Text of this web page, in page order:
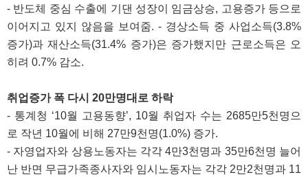
- 반도체 중심 수출에 기댄 성장이 임금상승, 고용증가 등으로
이어지고 있지 않음을 보여줌. - 경상소득 중 사업소득(3.8%
증가)과 재산소득(31.4% 증가)은 증가했지만 근로소득은 오
히려 0.7% 감소.
취업증가 폭 다시 20만명대로 하락
- 통계청 ‘10월 고용동향’, 10월 취업자 수는 2685만5천명으
로 작년 10월에 비해 27만9천명(1.0%) 증가.
- 자영업자와 상용노동자는 각각 4만3천명과 35만6천명 늘어
난 반면 무급가족종사자와 임시노동자는 각각 2만2천명과 11